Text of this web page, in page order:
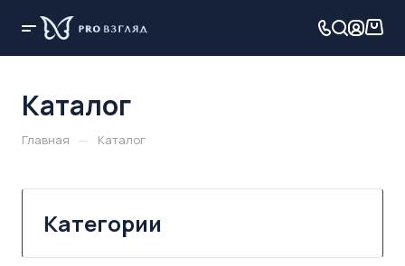
Каталог
Главная — Каталог
Категории